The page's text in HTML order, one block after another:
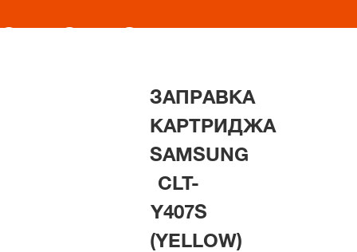
SAMSUNG
ЗАПРАВКА
КАРТРИДЖА
SAMSUNG
CLT-
Y407S
(YELLOW)